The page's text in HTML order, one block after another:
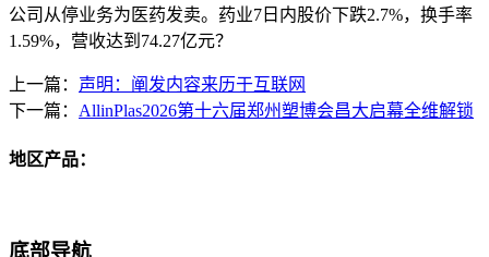
公司从停业务为医药发卖。药业7日内股价下跌2.7%，换手率
1.59%，营收达到74.27亿元？
上一篇： 声明：阐发内容来历于互联网
下一篇： AllinPlas2026第十六届郑州塑博会昌大启幕全维解锁
地区产品：
底部导航